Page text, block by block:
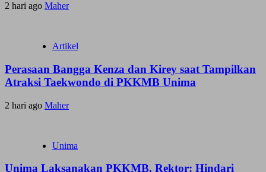
2 hari ago Maher
Artikel
Perasaan Bangga Kenza dan Kirey saat Tampilkan
Atraksi Taekwondo di PKKMB Unima
2 hari ago Maher
Unima
Unima Laksanakan PKKMB, Rektor: Hindari